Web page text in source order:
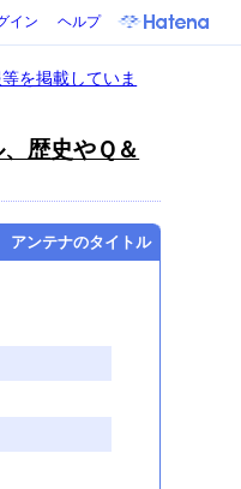
イン ヘルプ
を掲載していま
歴史やＱ＆
アンテナのタイトル